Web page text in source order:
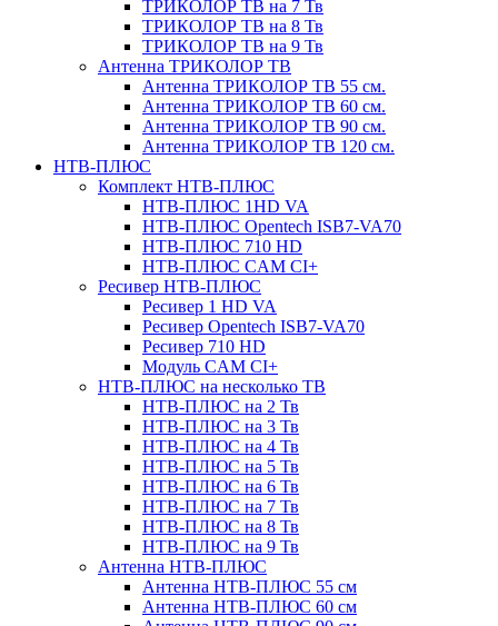
ТРИКОЛОР ТВ на 7 Тв
ТРИКОЛОР ТВ на 8 Тв
ТРИКОЛОР ТВ на 9 Тв
Антенна ТРИКОЛОР ТВ
Антенна ТРИКОЛОР ТВ 55 см.
Антенна ТРИКОЛОР ТВ 60 см.
Антенна ТРИКОЛОР ТВ 90 см.
Антенна ТРИКОЛОР ТВ 120 см.
НТВ-ПЛЮС
Комплект НТВ-ПЛЮС
НТВ-ПЛЮС 1HD VA
НТВ-ПЛЮС Opentech ISB7-VA70
НТВ-ПЛЮС 710 HD
НТВ-ПЛЮС CAM CI+
Ресивер НТВ-ПЛЮС
Ресивер 1 HD VA
Ресивер Opentech ISB7-VA70
Ресивер 710 HD
Модуль CAM CI+
НТВ-ПЛЮС на несколько ТВ
НТВ-ПЛЮС на 2 Тв
НТВ-ПЛЮС на 3 Тв
НТВ-ПЛЮС на 4 Тв
НТВ-ПЛЮС на 5 Тв
НТВ-ПЛЮС на 6 Тв
НТВ-ПЛЮС на 7 Тв
НТВ-ПЛЮС на 8 Тв
НТВ-ПЛЮС на 9 Тв
Антенна НТВ-ПЛЮС
Антенна НТВ-ПЛЮС 55 см
Антенна НТВ-ПЛЮС 60 см